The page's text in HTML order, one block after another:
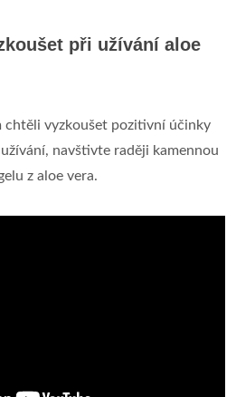
při užívání aloe
chtěli vyzkoušet pozitivní účinky
navštivte raději kamennou
z aloe vera.